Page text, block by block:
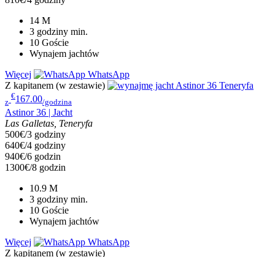
14 M
3 godziny min.
10 Goście
Wynajem jachtów
Więcej
WhatsApp
Z kapitanem (w zestawie)
z
€167.00/godzina
Astinor 36 | Jacht
Las Galletas, Teneryfa
500€/3 godziny
640€/4 godziny
940€/6 godzin
1300€/8 godzin
10.9 M
3 godziny min.
10 Goście
Wynajem jachtów
Więcej
WhatsApp
Z kapitanem (w zestawie)